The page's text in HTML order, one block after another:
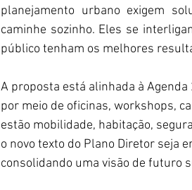
planejamento urbano exigem
caminhe sozinho. Eles se
público tenham os melhores
A proposta está alinhada à
por meio de oficinas, workshops,
estão mobilidade, habitação,
o novo texto do Plano Diretor seja
consolidando uma visão de futuro